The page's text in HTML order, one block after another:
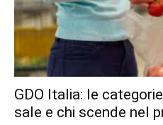
GDO Italia: le
sale e chi scende nel